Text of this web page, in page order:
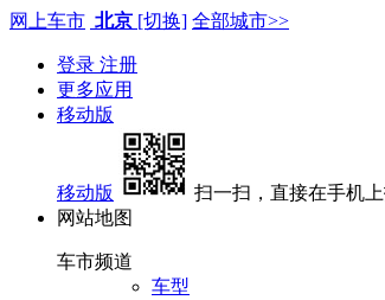
网上车市 北京 [切换] 全部城市>>
登录 注册
更多应用
移动版
移动版
扫一扫，直接在手机
网站地图
车市频道
车型